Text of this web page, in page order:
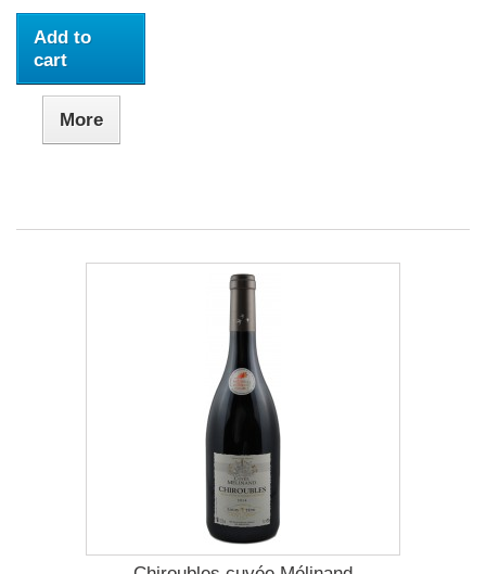
Add to
cart
More